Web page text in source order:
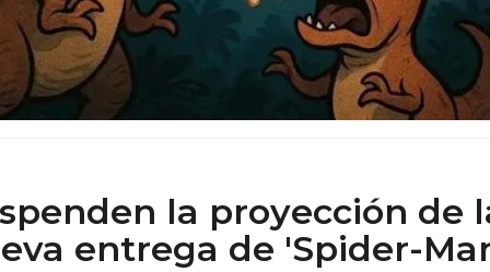
la proyección de
entrega de 'Spider-